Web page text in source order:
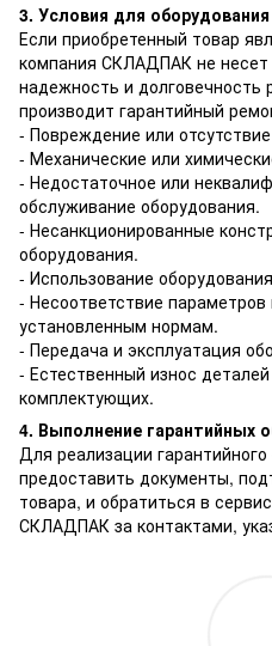
3. Условия для оборудования
Если приобретенный товар
компания СКЛАДПАК не несет
надежность и долговечность
производит гарантийный
- Повреждение или
- Механические или
- Недостаточное или
обслуживание оборудования.
- Несанкционированные
оборудования.
- Использование
- Несоответствие
установленным нормам.
- Передача и эксплуатация
- Естественный износ
комплектующих.
4. Выполнение гарантийных
Для реализации
предоставить документы,
товара, и обратиться в
СКЛАДПАК за контактами,